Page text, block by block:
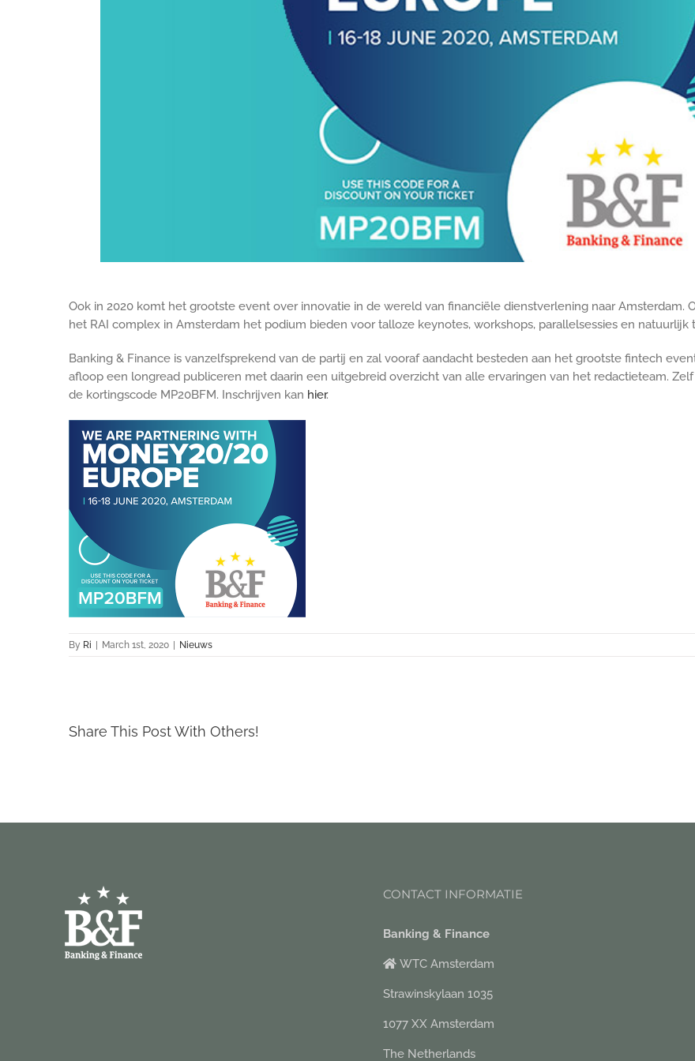
Ook in 2020 komt het grootste event over innovatie in de wereld van financiële dienstverlening naar Amsterdam.
het RAI complex in Amsterdam het podium bieden voor talloze keynotes, workshops, parallelsessies en natuurlijk
Banking & Finance is vanzelfsprekend van de partij en zal vooraf aandacht besteden aan het grootste fintech
afloop een longread publiceren met daarin een uitgebreid overzicht van alle ervaringen van het redactieteam.
de kortingscode MP20BFM. Inschrijven kan hier.
By Ri | March 1st, 2020 | Nieuws
Share This Post With Others!
CONTACT INFORMATIE
Banking & Finance
WTC Amsterdam
Strawinskylaan 1035
1077 XX Amsterdam
The Netherlands